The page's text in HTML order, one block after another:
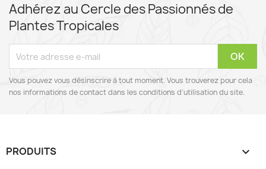
Adhérez au Cercle des Passionnés de
Plantes Tropicales
Vous pouvez vous désinscrire à tout moment. Vous trouverez pour cela
nos informations de contact dans les conditions d'utilisation du site.
PRODUITS 